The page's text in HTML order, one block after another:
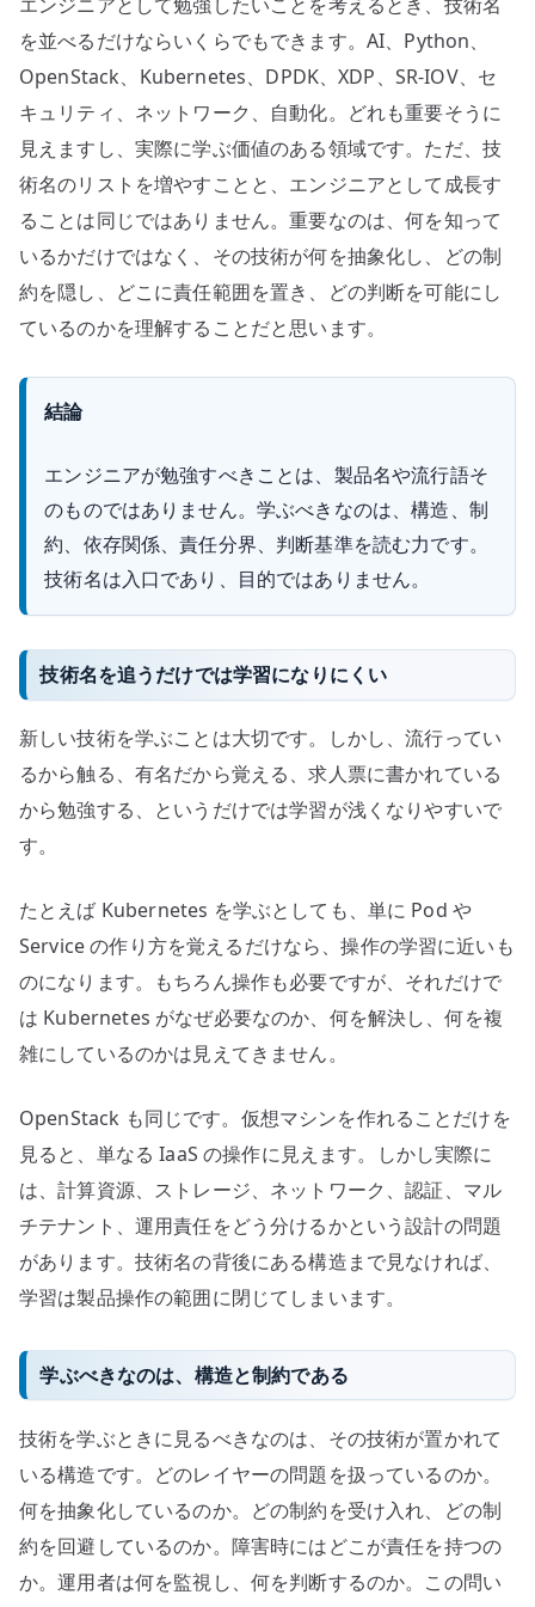
で
は
な
く
造
と
制
約
を
学
へ
を並べるだけならいくらでもできます。AI、Python、
OpenStack、Kubernetes、DPDK、XDP、SR-IOV、セ
キュリティ、ネットワーク、自動化。どれも重要そうに
見えますし、実際に学ぶ価値のある領域です。ただ、技
術名のリストを増やすことと、エンジニアとして成長す
ることは同じではありません。重要なのは、何を知って
いるかだけではなく、その技術が何を抽象化し、どの制
約を隠し、どこに責任範囲を置き、どの判断を可能にし
ているのかを理解することだと思います。
結論
エンジニアが勉強すべきことは、製品名や流行語そ
のものではありません。学ぶべきなのは、構造、制
約、依存関係、責任分界、判断基準を読む力です。
技術名は入口であり、目的ではありません。
技術名を追うだけでは学習になりにくい
新しい技術を学ぶことは大切です。しかし、流行ってい
るから触る、有名だから覚える、求人票に書かれている
から勉強する、というだけでは学習が浅くなりやすいで
す。
たとえば Kubernetes を学ぶとしても、単に Pod や
Service の作り方を覚えるだけなら、操作の学習に近いも
のになります。もちろん操作も必要ですが、それだけで
は Kubernetes がなぜ必要なのか、何を解決し、何を複
雑にしているのかは見えてきません。
OpenStack も同じです。仮想マシンを作れることだけを
見ると、単なる IaaS の操作に見えます。しかし実際に
は、計算資源、ストレージ、ネットワーク、認証、マル
チテナント、運用責任をどう分けるかという設計の問題
があります。技術名の背後にある構造まで見なければ、
学習は製品操作の範囲に閉じてしまいます。
学ぶべきなのは、構造と制約である
技術を学ぶときに見るべきなのは、その技術が置かれて
いる構造です。どのレイヤーの問題を扱っているのか。
何を抽象化しているのか。どの制約を受け入れ、どの制
約を回避しているのか。障害時にはどこが責任を持つの
か。運用者は何を監視し、何を判断するのか。この問い